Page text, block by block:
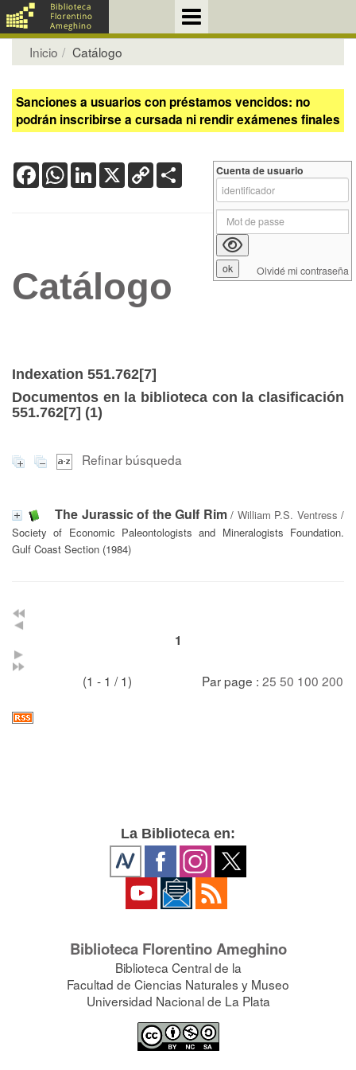
Inicio Catálogo
Sanciones a usuarios con préstamos vencidos: no
podrán inscribirse a cursada ni rendir exámenes finales
FacebookWhatsApp
LinkedIn
X Copy
Link
Catálogo
Indexation 551.762[7]
Documentos en la biblioteca con la clasificación
551.762[7] (1)
Refinar búsqueda
The Jurassic of the Gulf Rim/ William P.S. Ventress /
Society of Economic Paleontologists and Mineralogists Foundation.
Gulf Coast Section (1984)
1
(1 - 1 / 1) Par page : 25 50 100 200
Cuenta de usuario
Olvidé mi contraseña
La Biblioteca en:
Biblioteca Florentino Ameghino
Biblioteca Central de la
Facultad de Ciencias Naturales y Museo
Universidad Nacional de La Plata